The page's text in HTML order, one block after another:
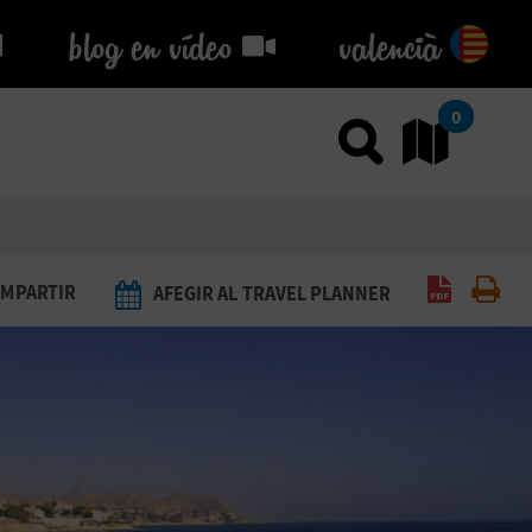
blog en vídeo
blog en vídeo valencià
Usar el
0
AFEGIR AL TRAVEL PLANNER Generar